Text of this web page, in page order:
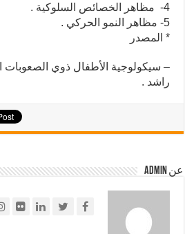
4- مظاهر الخصائص السلوكية .
5- مظاهر النمو الحركي .
* المصدر
– سيكولوجية الأطفال ذوي الصعوبات
راشد .
عن admin